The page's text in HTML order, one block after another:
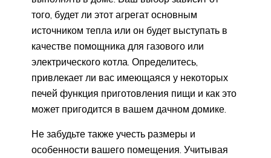
того, будет ли этот агрегат основным
источником тепла или он будет выступать в
качестве помощника для газового или
электрического котла. Определитесь,
привлекает ли вас имеющаяся у некоторых
печей функция приготовления пищи и как это
может пригодится в вашем дачном домике.
Не забудьте также учесть размеры и
особенности вашего помещения. Учитывая